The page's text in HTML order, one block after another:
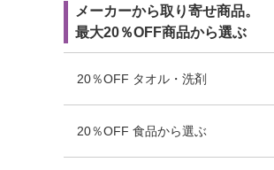
メーカーから取り寄せ商品。
最大20％OFF商品から選ぶ
20％OFF タオル・洗剤
20％OFF 食品から選ぶ